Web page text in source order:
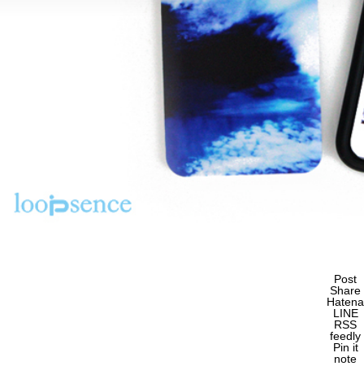
Post
Share
Hatena
LINE
RSS
feedly
Pin it
note